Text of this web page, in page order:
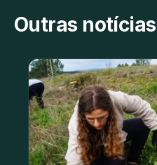
Outras notícias